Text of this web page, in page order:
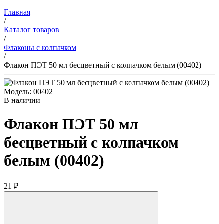
Главная
/
Каталог товаров
/
Флаконы с колпачком
/
Флакон ПЭТ 50 мл бесцветный с колпачком белым (00402)
Модель: 00402
В наличии
Флакон ПЭТ 50 мл
бесцветный с колпачком
белым (00402)
21 ₽